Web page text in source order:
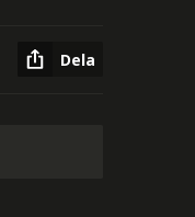
Dela